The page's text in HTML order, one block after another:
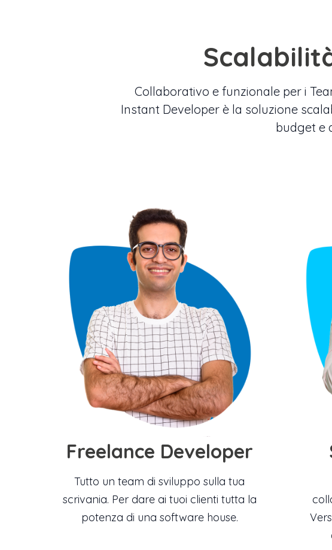
Collaborativo e funzionale per i
Instant Developer è la soluzione
budget e
Freelance Developer
Tutto un team di sviluppo sulla tua
scrivania. Per dare ai tuoi clienti tutta la
potenza di una software house.